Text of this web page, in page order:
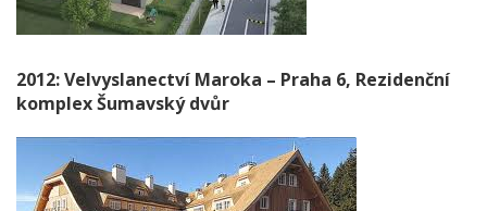
2012: Velvyslanectví Maroka – Praha 6, Rezidenční
komplex Šumavský dvůr